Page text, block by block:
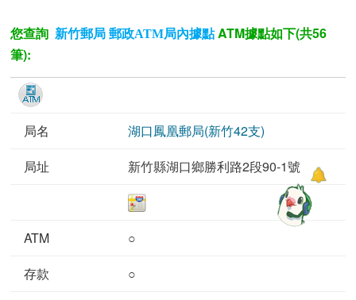
您查詢 新竹郵局 郵政ATM局內據點 ATM據點如下(共56
筆):
湖口鳳凰郵局(新竹42支)
新竹縣湖口鄉勝利路2段90-1號
○
○